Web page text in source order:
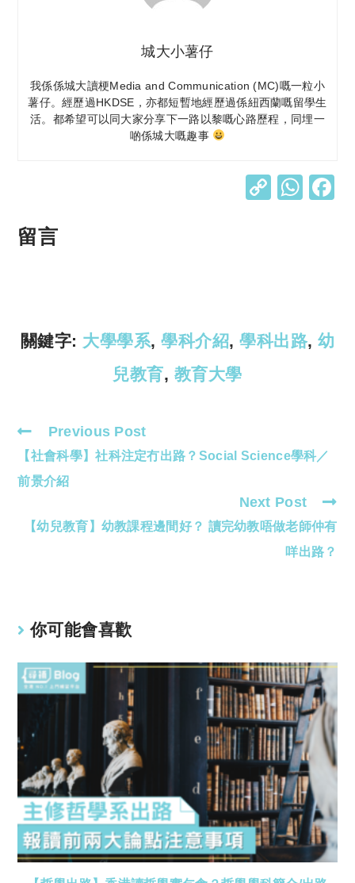
城大小薯仔
我係係城大讀梗Media and Communication (MC)嘅一粒小
薯仔。經歷過HKDSE，亦都短暫地經歷過係紐西蘭嘅留學生
活。都希望可以同大家分享下一路以黎嘅心路歷程，同埋一
啲係城大嘅趣事
C
k
W
p
留言
關鍵字: 大學學系, 學科介紹, 學科出路, 幼
兒教育, 教育大學
Read
more
articles
Previous Post
【社會科學】社科注定冇出路？Social Science學科／
前景介紹
Next Post
【幼兒教育】幼教課程邊間好？ 讀完幼教唔做老師仲有
咩出路？
你可能會喜歡